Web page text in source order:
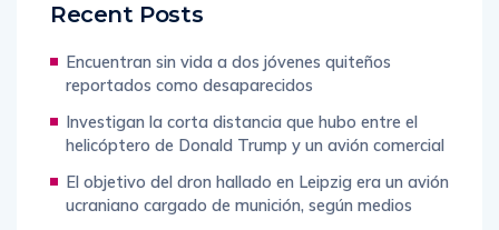
Recent Posts
Encuentran sin vida a dos jóvenes quiteños
reportados como desaparecidos
Investigan la corta distancia que hubo entre el
helicóptero de Donald Trump y un avión comercial
El objetivo del dron hallado en Leipzig era un avión
ucraniano cargado de munición, según medios